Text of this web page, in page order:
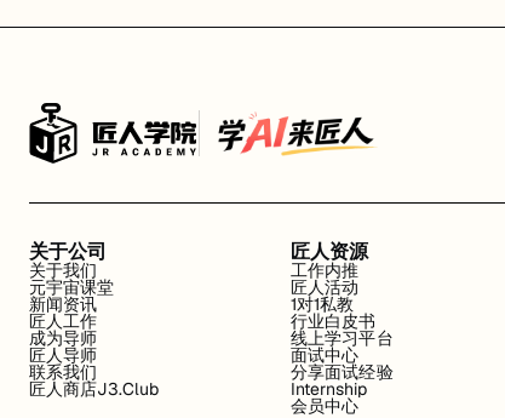
关于公司
关于我们
元宇宙课堂
新闻资讯
匠人工作
成为导师
匠人导师
联系我们
匠人商店J3.Club
匠人资源
工作内推
匠人活动
1对1私教
行业白皮书
线上学习平台
面试中心
分享面试经验
Internship
会员中心